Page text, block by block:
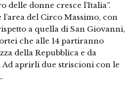
delle donne cresce l’Italia”.
del Circo Massimo, con
a quella di San Giovanni,
che alle 14 partiranno
della Repubblica e da
Ad aprirli due striscioni con le